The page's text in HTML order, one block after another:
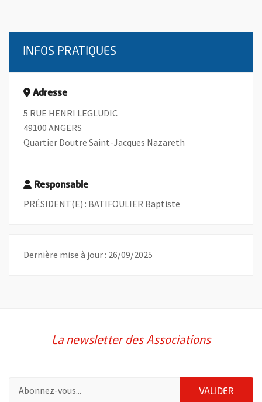
INFOS PRATIQUES
Adresse
5 RUE HENRI LEGLUDIC
49100 ANGERS
Quartier Doutre Saint-Jacques Nazareth
Responsable
PRÉSIDENT(E) : BATIFOULIER Baptiste
Dernière mise à jour : 26/09/2025
La newsletter des Associations
VALIDER